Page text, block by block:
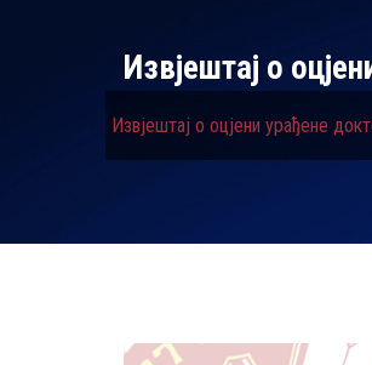
Извјештај о
Извјештај о оцјени урађене